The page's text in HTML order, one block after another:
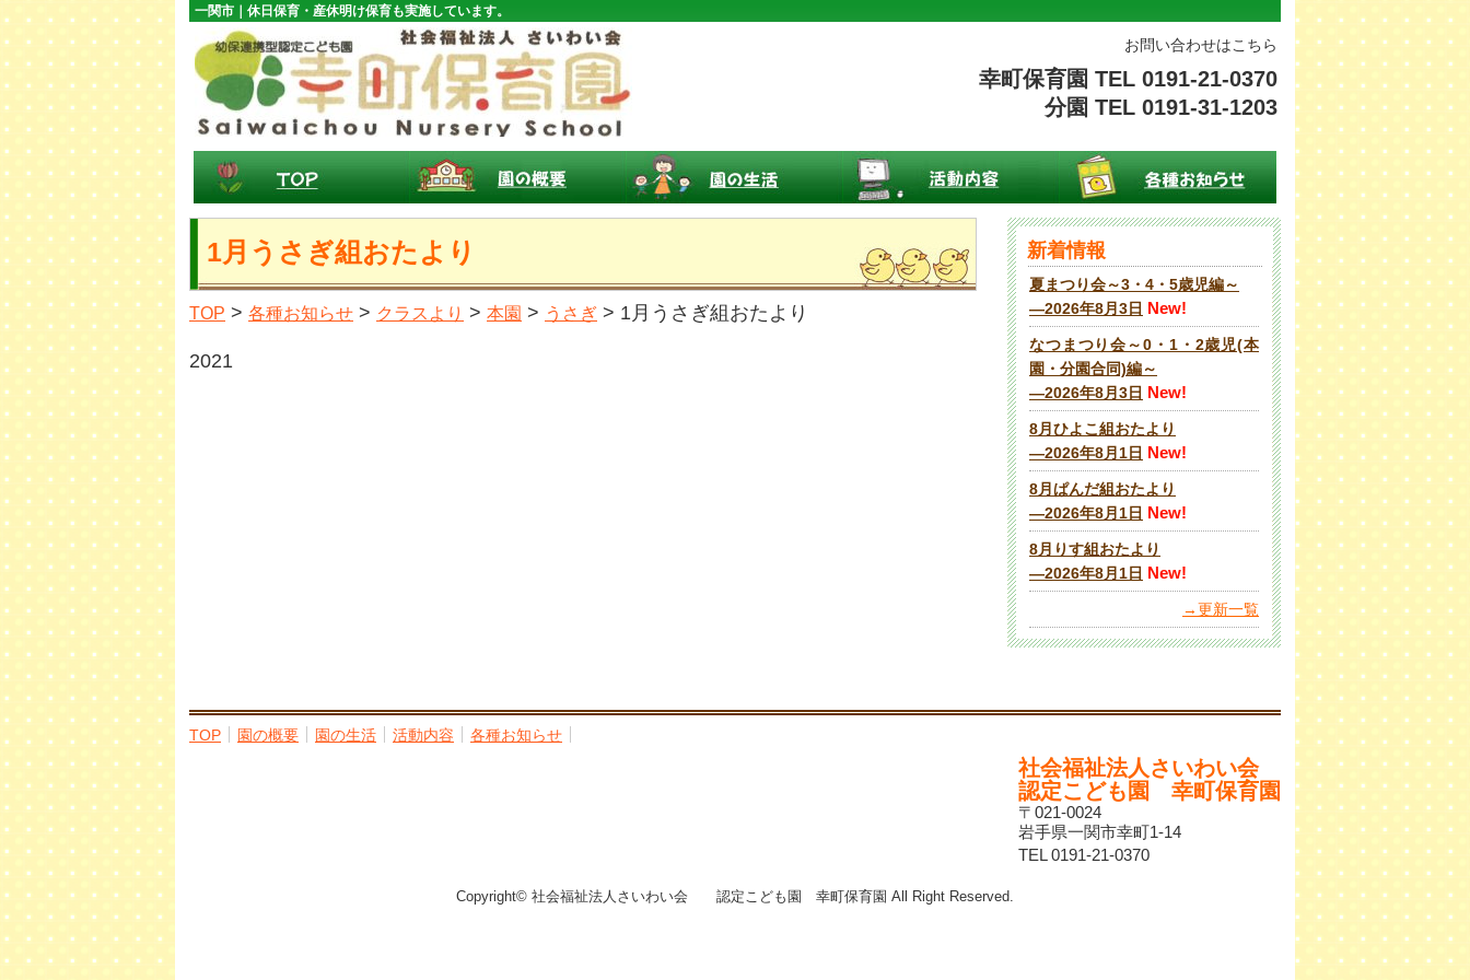
一関市｜休日保育・産休明け保育も実施しています。
お問い合わせはこちら
幸町保育園 TEL 0191-21-0370
分園 TEL 0191-31-1203
1月うさぎ組おたより
TOP > 各種お知らせ > クラスより > 本園 > うさぎ > 1月うさぎ組おたより
2021
新着情報
夏まつり会～3・4・5歳児編～
―2026年8月3日 New!
なつまつり会～0・1・2歳児(本
園・分園合同)編～
―2026年8月3日 New!
8月ひよこ組おたより
―2026年8月1日 New!
8月ぱんだ組おたより
―2026年8月1日 New!
8月りす組おたより
―2026年8月1日 New!
→更新一覧
TOP 園の概要 園の生活 活動内容 各種お知らせ
社会福祉法人さいわい会
認定こども園 幸町保育園
〒021-0024
岩手県一関市幸町1-14
TEL 0191-21-0370
Copyright© 社会福祉法人さいわい会 認定こども園 幸町保育園 All Right Reserved.